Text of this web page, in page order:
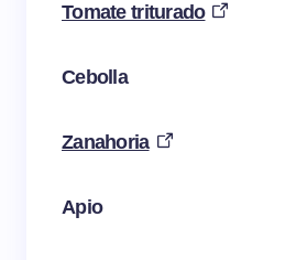
Tomate triturado
Cebolla
Zanahoria
Apio